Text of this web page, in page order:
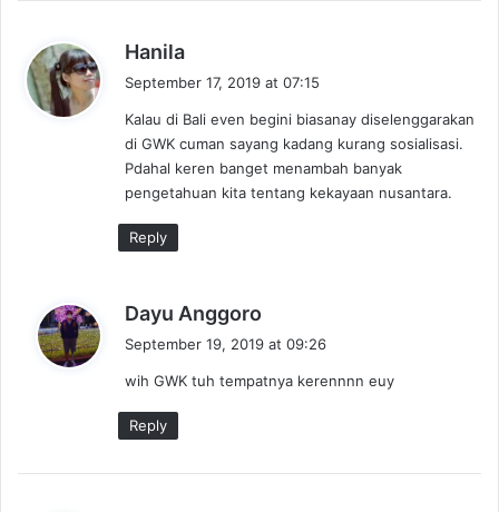
Hanila
s
:
September 17, 2019 at 07:15
Kalau di Bali even begini biasanay diselenggarakan
di GWK cuman sayang kadang kurang sosialisasi.
Pdahal keren banget menambah banyak
pengetahuan kita tentang kekayaan nusantara.
Reply
Dayu Anggoro
s
September 19, 2019 at 09:26
wih GWK tuh tempatnya kerennnn euy
Reply